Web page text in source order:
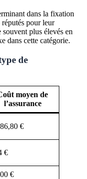
dans la fixation
pour leur
plus élevés en
dans cette catégorie.
de
moyen de
l’assurance
€
€
€